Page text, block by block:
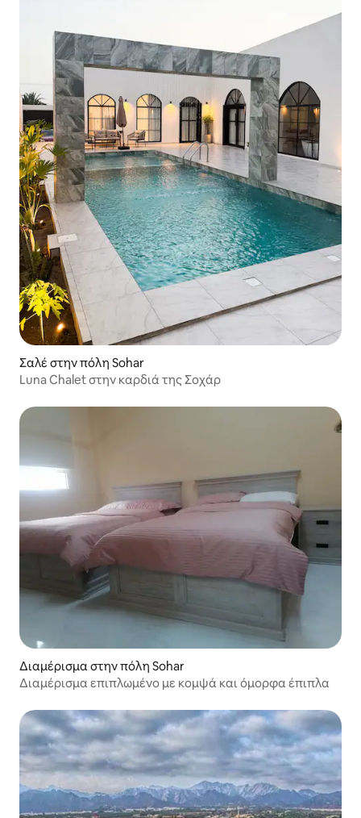
Σαλέ στην πόλη Sohar
Luna Chalet στην καρδιά της Σοχάρ
Διαμέρισμα στην πόλη Sohar
Διαμέρισμα επιπλωμένο με κομψά και όμορφα έπιπλα